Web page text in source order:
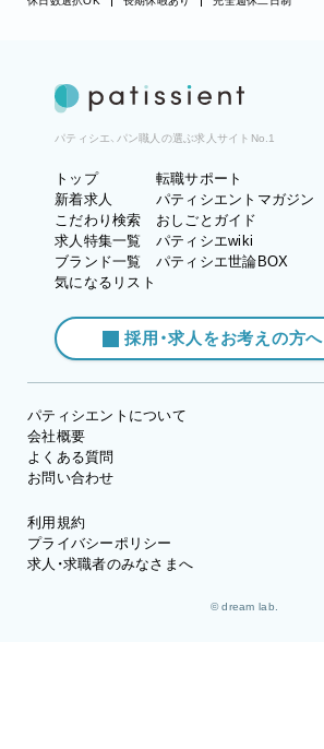
パティシエ、パン職人の選ぶ求人サイトNo.1
トップ
新着求人
こだわり検索
求人特集一覧
ブランド一覧
気になるリスト
転職サポート
パティシエントマガジン
おしごとガイド
パティシエwiki
パティシエ世論BOX
採用・求人をお考えの方へ
パティシエントについて
会社概要
よくある質問
お問い合わせ
利用規約
プライバシーポリシー
求人・求職者のみなさまへ
© dream lab.